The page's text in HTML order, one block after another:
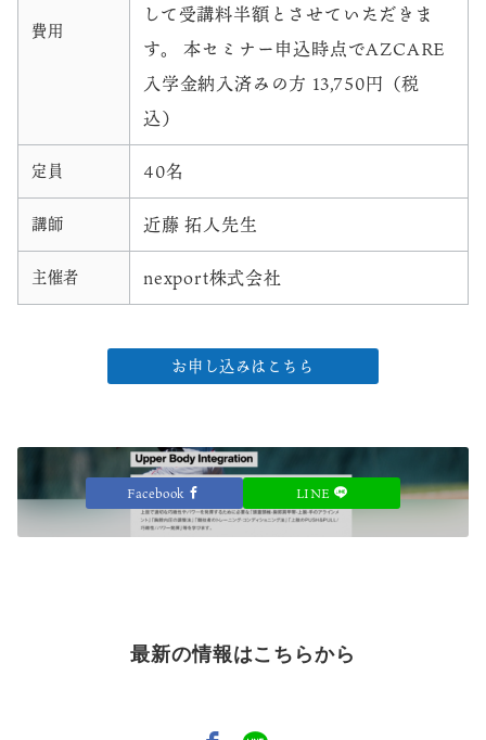
費用
して受講料半額とさせていただきま
す。 本セミナー申込時点でAZCARE
入学金納入済みの方 13,750円（税
込）
定員 40名
講師 近藤 拓人先生
主催者 nexport株式会社
お申し込みはこちら
Facebook LINE
最新の情報はこちらから